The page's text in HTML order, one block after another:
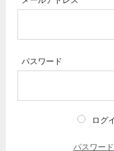
パスワード
ログ
パスワー